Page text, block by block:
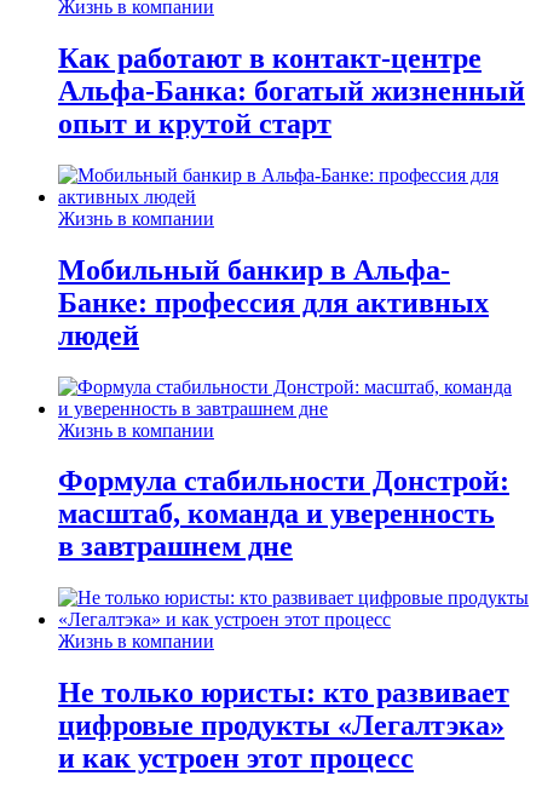
Жизнь в компании
Как работают в контакт-центре
Альфа-Банка: богатый жизненный
опыт и крутой старт
Жизнь в компании
Мобильный банкир в Альфа-
Банке: профессия для активных
людей
Жизнь в компании
Формула стабильности Донстрой:
масштаб, команда и уверенность
в завтрашнем дне
Жизнь в компании
Не только юристы: кто развивает
цифровые продукты «Легалтэка»
и как устроен этот процесс